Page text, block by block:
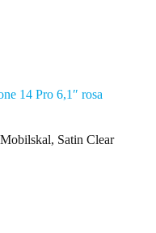
14 Pro 6,1″ rosa
Mobilskal, Satin Clear